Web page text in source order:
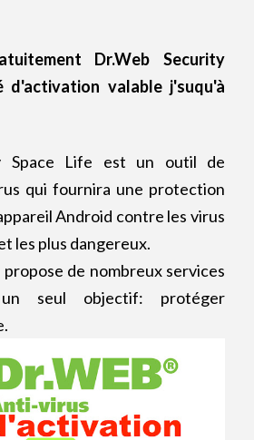
Dr.Web Security
d'activation valable j'suqu'à
Space Life est un outil de
qui fournira une protection
Android contre les virus
les plus dangereux.
de nombreux services
seul objectif: protéger